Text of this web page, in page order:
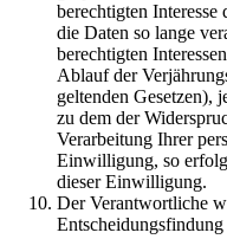
berechtigten
die Daten so lange
berechtigten
Ablauf der
geltenden Gesetzen),
zu dem der
Verarbeitung Ihrer
Einwilligung, so
dieser Einwilligung.
Der Verantwortliche